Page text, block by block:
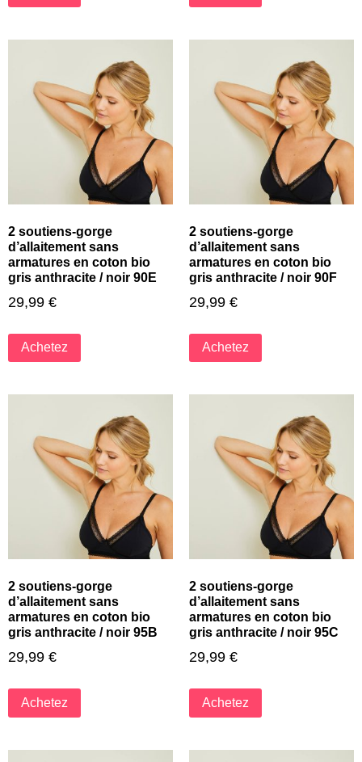
2 soutiens-gorge
d’allaitement sans
armatures en coton bio
gris anthracite / noir 90E
29,99 €
Achetez
2 soutiens-gorge
d’allaitement sans
armatures en coton bio
gris anthracite / noir 90F
29,99 €
Achetez
2 soutiens-gorge
d’allaitement sans
armatures en coton bio
gris anthracite / noir 95B
29,99 €
Achetez
2 soutiens-gorge
d’allaitement sans
armatures en coton bio
gris anthracite / noir 95C
29,99 €
Achetez